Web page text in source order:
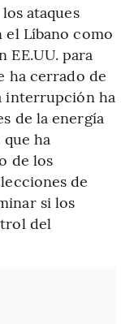
ataques
el Líbano como
para
ha cerrado de
interrupción ha
de la energía
ha
de los
de
si los
del